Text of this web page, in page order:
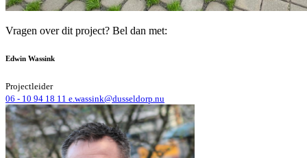
Vragen over dit project? Bel dan met:
Edwin Wassink
Projectleider
06 - 10 94 18 11 e.wassink@dusseldorp.nu